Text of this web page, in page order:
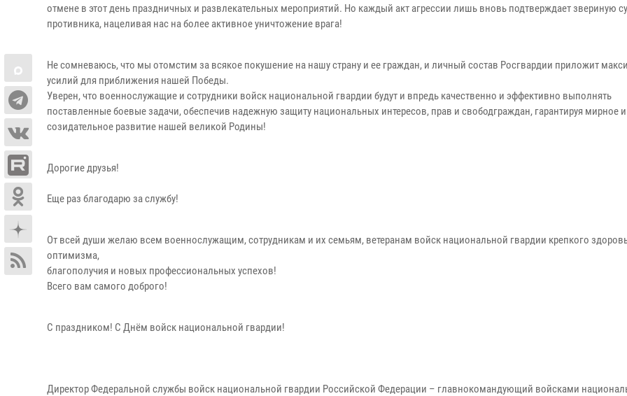
отмене в этот день праздничных и развлекательных мероприятий. Но каждый акт агрессии лишь вновь подтверждает звериную
противника, нацеливая нас на более активное уничтожение врага!
Не сомневаюсь, что мы отомстим за всякое покушение на нашу страну и ее граждан, и личный состав Росгвардии приложит
усилий для приближения нашей Победы.
Уверен, что военнослужащие и сотрудники войск национальной гвардии будут и впредь качественно и эффективно выполнять
поставленные боевые задачи, обеспечив надежную защиту национальных интересов, прав и свободграждан, гарантируя мирное и
созидательное развитие нашей великой Родины!
Дорогие друзья!
Еще раз благодарю за службу!
От всей души желаю всем военнослужащим, сотрудникам и их семьям, ветеранам войск национальной гвардии крепкого
оптимизма,
благополучия и новых профессиональных успехов!
Всего вам самого доброго!
С праздником! С Днём войск национальной гвардии!
Директор Федеральной службы войск национальной гвардии Российской Федерации – главнокомандующий войсками